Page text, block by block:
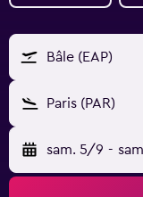
Bâle (EAP)
Paris (PAR)
sam. 5/9 -